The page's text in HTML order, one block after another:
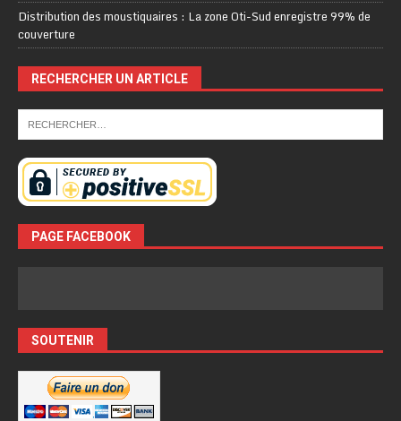
Distribution des moustiquaires : La zone Oti-Sud enregistre 99% de
couverture
RECHERCHER UN ARTICLE
PAGE FACEBOOK
SOUTENIR